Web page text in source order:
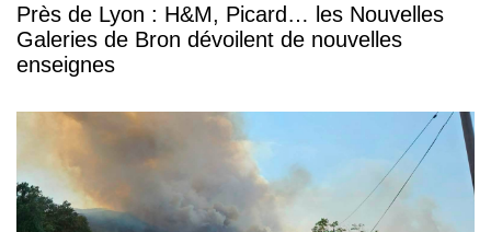
Près de Lyon : H&M, Picard… les Nouvelles
Galeries de Bron dévoilent de nouvelles
enseignes